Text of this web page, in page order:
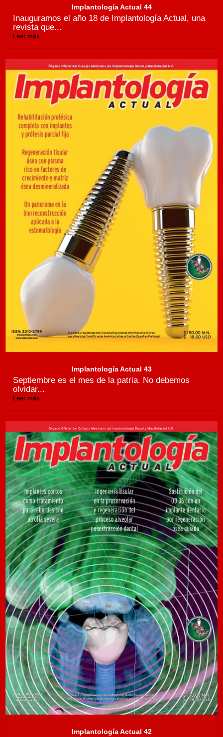
Implantología Actual 44
Inauguramos el año 18 de Implantología Actual, una
revista que...
Leer más
Implantología Actual 43
Septiembre es el mes de la patria. No debemos
olvidar...
Leer más
Implantología Actual 42